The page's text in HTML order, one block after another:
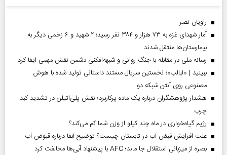
راویان نصر
آمار شهدای غزه به ۷۳ هزار و ۳۸۴ نفر رسید؛ ۲ شهید و ۶ زخمی دیگر به
بیمارستان‌ها منتقل شدند
رسانه ملی در مقابله با جنگ روانی و شبهه‌افکنی دشمن نقش مهمی ایفا کرد
ببینید | «لبالب»؛ نخستین سریال مستند داستانی تولید شده با هوش
مصنوعی روی آنتن شبکه دو
هشدار پژوهشگران درباره یک ماده پرکاربرد؛ نقش پلی‌اتیلن در تشدید کبد
چرب
رژیم گیاه‌خواری در ماه چند کیلو از وزن شما کم می‌کند؟
علت افزایش قبض آب در تابستان چیست؟ توضیح آبفا درباره قبوض آب
بصره از میزبانی استقلال جا ماند؛ AFC با پیشنهاد آبی‌ها مخالفت کرد